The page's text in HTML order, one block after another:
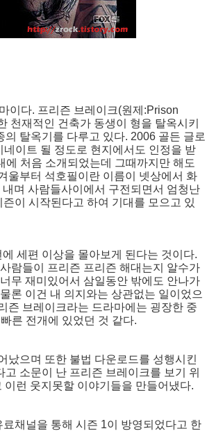
이다. 프리즌 브레이크(원제:Prison
천재적인 건축가 동생이 형을 탈옥시키
탈옥기를 다루고 있다. 2006 골든 글로
이트 될 정도로 현지에서도 인정을 받
처음 소개되었는데 그때까지만 해도
울부터 석호필이란 이름이 넷상에서 화
며 사람들사이에서 구전되면서 엄청난
이 시작된다고 하여 기대를 모으고 있
세편 이상을 몰아보게 된다는 것이다.
람들이 프리즌 프리즌 해대는지 알수가
무 재미있어서 삼일동안 밖에도 안나가
론 이건 내 의지와는 상관없는 일이었으
즌 브레이크라는 드라마에는 굉장한 중
른 전개에 있었던 것 같다.
났으며 또한 불법 다운로드를 성행시킨
소문이 난 프리즌 브레이크를 보기 위
런 웃지못할 이야기들을 만들어냈다.
채널을 통해 시즌 1이 방영되었다고 한